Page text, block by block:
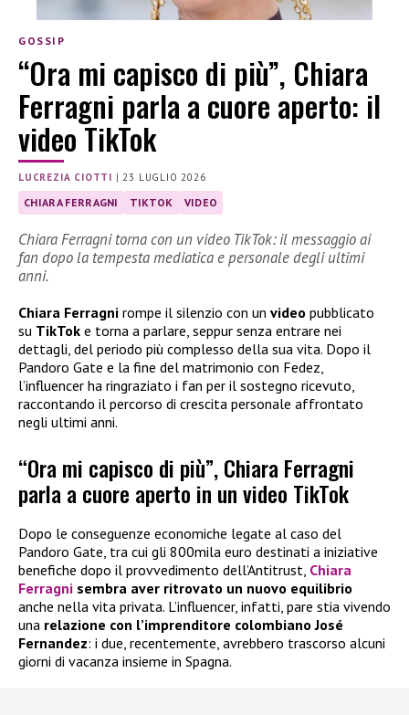
GOSSIP
“Ora mi capisco di più”, Chiara
Ferragni parla a cuore aperto: il
video TikTok
LUCREZIA CIOTTI |23 LUGLIO 2026
CHIARA FERRAGNI TIKTOK VIDEO
Chiara Ferragni torna con un video TikTok: il messaggio ai
fan dopo la tempesta mediatica e personale degli ultimi
anni.
Chiara Ferragni rompe il silenzio con un video pubblicato
su TikTok e torna a parlare, seppur senza entrare nei
dettagli, del periodo più complesso della sua vita. Dopo il
Pandoro Gate e la fine del matrimonio con Fedez,
l’influencer ha ringraziato i fan per il sostegno ricevuto,
raccontando il percorso di crescita personale affrontato
negli ultimi anni.
“Ora mi capisco di più”, Chiara Ferragni
parla a cuore aperto in un video TikTok
Dopo le conseguenze economiche legate al caso del
Pandoro Gate, tra cui gli 800mila euro destinati a iniziative
benefiche dopo il provvedimento dell’Antitrust, Chiara
Ferragni sembra aver ritrovato un nuovo equilibrio
anche nella vita privata. L’influencer, infatti, pare stia vivendo
una relazione con l’imprenditore colombiano José
Fernandez: i due, recentemente, avrebbero trascorso alcuni
giorni di vacanza insieme in Spagna.